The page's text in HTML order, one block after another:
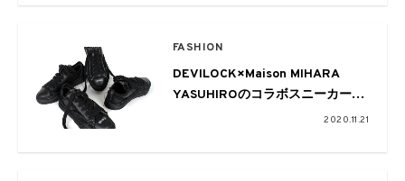
FASHION
DEVILOCK×Maison MIHARA
YASUHIROのコラボスニーカーが
2020.11.21